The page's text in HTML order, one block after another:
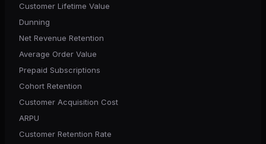
Customer Lifetime Value
Dunning
Net Revenue Retention
Average Order Value
Prepaid Subscriptions
Cohort Retention
Customer Acquisition Cost
ARPU
Customer Retention Rate